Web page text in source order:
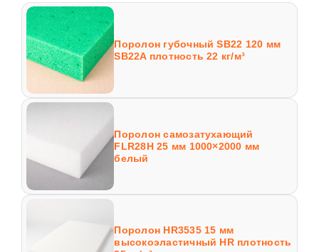
Поролон губочный SB22 120 мм
SB22A плотность 22 кг/м³
Поролон самозатухающий
FLR28H 25 мм 1000×2000 мм
белый
Поролон HR3535 15 мм
высокоэластичный HR плотность